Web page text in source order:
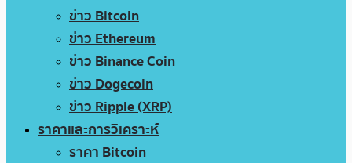
ข่าว Bitcoin
ข่าว Ethereum
ข่าว Binance Coin
ข่าว Dogecoin
ข่าว Ripple (XRP)
ราคาและการวิเคราะห์
ราคา Bitcoin